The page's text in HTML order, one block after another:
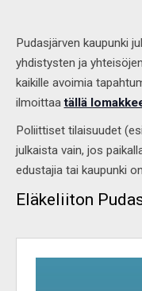
Pudasjärven kaupunki
yhdistysten ja
kaikille avoimia
ilmoittaatällä
Poliittiset tilaisuudet
julkaista vain, jos
edustajia tai kaupunki
Eläkeliiton